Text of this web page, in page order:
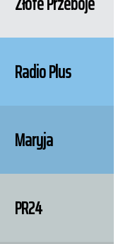
Radio Plus
Maryja
PR24